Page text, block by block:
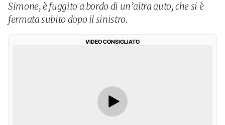
Simone, è fuggito a bordo di un’altra auto, che si è
fermata subito dopo il sinistro.
VIDEO CONSIGLIATO